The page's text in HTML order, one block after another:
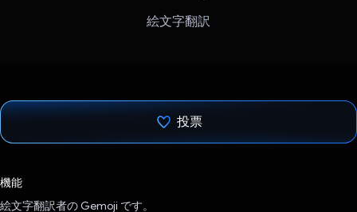
絵文字翻訳
投票
機能
絵文字翻訳者の Gemoji です。